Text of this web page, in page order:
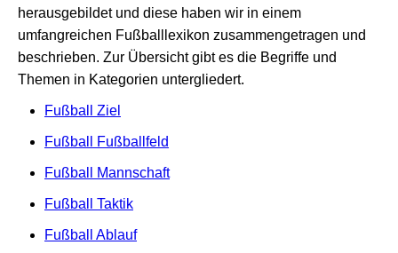
herausgebildet und diese haben wir in einem
umfangreichen Fußballlexikon zusammengetragen und
beschrieben. Zur Übersicht gibt es die Begriffe und
Themen in Kategorien untergliedert.
Fußball Ziel
Fußball Fußballfeld
Fußball Mannschaft
Fußball Taktik
Fußball Ablauf